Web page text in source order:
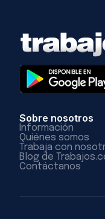
Sobre nosotros
Información
Quiénes somos
Trabaja con
Blog de
Contáctanos